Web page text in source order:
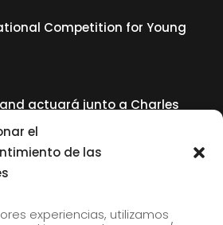
el
de las
experiencias, utilizamos
Competition for Young
actuará junto a Charles